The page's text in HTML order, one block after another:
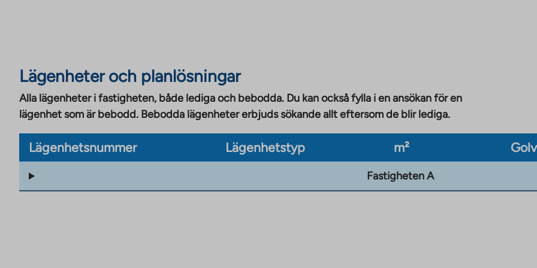
Lägenheter och planlösningar
Alla lägenheter i fastigheten, både lediga och bebodda. Du kan också fylla i en ansökan för en
lägenhet som är bebodd. Bebodda lägenheter erbjuds sökande allt eftersom de blir lediga.
Lägenhetsnummer Lägenhetstyp m² Golv
Fastigheten A